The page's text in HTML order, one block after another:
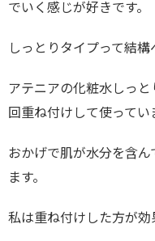
でいく感じが好きです。
しっとりタイプって結構
アテニアの化粧水しっ
回重ね付けして使ってい
おかげで肌が水分を含ん
ます。
私は重ね付けした方が効